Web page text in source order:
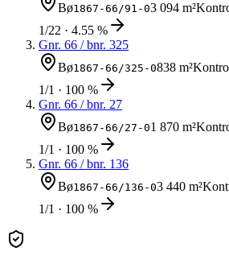
Bø1867-66/91-03 094 m²
1/22 · 4.55 %
Gnr. 66 / bnr. 325
Bø1867-66/325-0838 m²
1/1 · 100 %
Gnr. 66 / bnr. 27
Bø1867-66/27-01 870 m²
1/1 · 100 %
Gnr. 66 / bnr. 136
Bø1867-66/136-03 440 m²
1/1 · 100 %